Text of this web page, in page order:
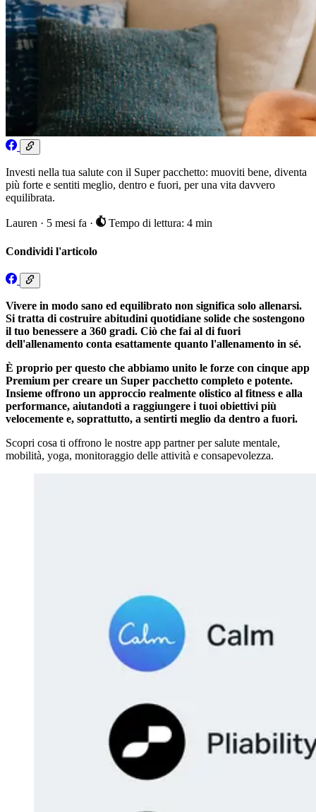
Investi nella tua salute con il Super pacchetto: muoviti bene, diventa
più forte e sentiti meglio, dentro e fuori, per una vita davvero
equilibrata.
Lauren · 5 mesi fa · Tempo di lettura: 4 min
Condividi l'articolo
Vivere in modo sano ed equilibrato non significa solo allenarsi.
Si tratta di costruire abitudini quotidiane solide che sostengono
il tuo benessere a 360 gradi. Ciò che fai al di fuori
dell'allenamento conta esattamente quanto l'allenamento in sé.
È proprio per questo che abbiamo unito le forze con cinque app
Premium per creare un Super pacchetto completo e potente.
Insieme offrono un approccio realmente olistico al fitness e alla
performance, aiutandoti a raggiungere i tuoi obiettivi più
velocemente e, soprattutto, a sentirti meglio da dentro a fuori.
Scopri cosa ti offrono le nostre app partner per salute mentale,
mobilità, yoga, monitoraggio delle attività e consapevolezza.